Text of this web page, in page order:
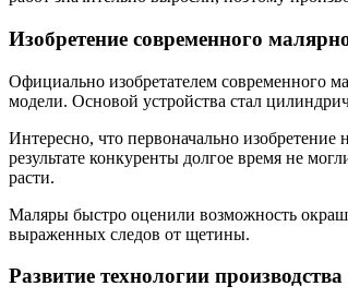
Изобретение современного
Официально изобретателем современного
модели. Основой устройства стал
Интересно, что первоначально
результате конкуренты долгое время не
расти.
Маляры быстро оценили возможность
выраженных следов от щетины.
Развитие технологии производства